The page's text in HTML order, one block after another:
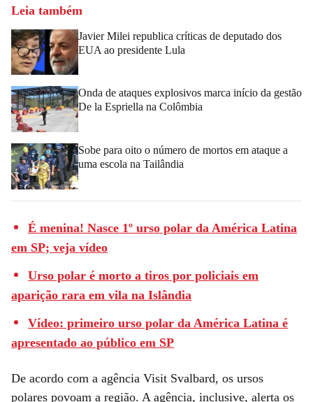
Leia também
Javier Milei republica críticas de deputado dos
EUA ao presidente Lula
Onda de ataques explosivos marca início da gestão
De la Espriella na Colômbia
Sobe para oito o número de mortos em ataque a
uma escola na Tailândia
É menina! Nasce 1º urso polar da América Latina
em SP; veja vídeo
Urso polar é morto a tiros por policiais em
aparição rara em vila na Islândia
Vídeo: primeiro urso polar da América Latina é
apresentado ao público em SP
De acordo com a agência Visit Svalbard, os ursos
polares povoam a região. A agência, inclusive, alerta os